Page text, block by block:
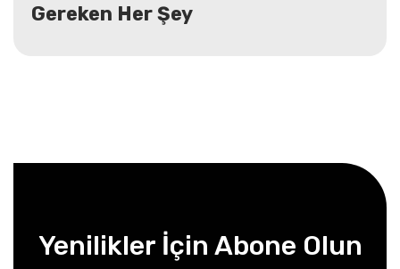
Gereken Her Şey
Yenilikler İçin Abone Olun